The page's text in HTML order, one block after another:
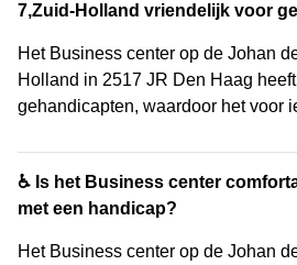
7,Zuid-Holland vriendelijk voor
Het Business center op de Johan
Holland in 2517 JR Den Haag
gehandicapten, waardoor het voor
♿ Is het Business center
met een handicap?
Het Business center op de Johan